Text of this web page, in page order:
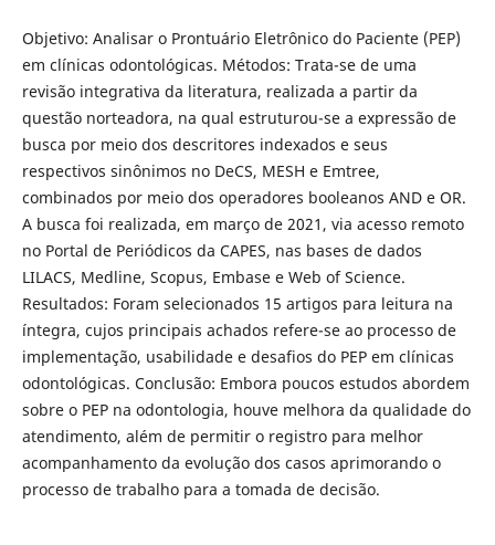
Objetivo: Analisar o Prontuário Eletrônico do Paciente (PEP)
em clínicas odontológicas. Métodos: Trata-se de uma
revisão integrativa da literatura, realizada a partir da
questão norteadora, na qual estruturou-se a expressão de
busca por meio dos descritores indexados e seus
respectivos sinônimos no DeCS, MESH e Emtree,
combinados por meio dos operadores booleanos AND e OR.
A busca foi realizada, em março de 2021, via acesso remoto
no Portal de Periódicos da CAPES, nas bases de dados
LILACS, Medline, Scopus, Embase e Web of Science.
Resultados: Foram selecionados 15 artigos para leitura na
íntegra, cujos principais achados refere-se ao processo de
implementação, usabilidade e desafios do PEP em clínicas
odontológicas. Conclusão: Embora poucos estudos abordem
sobre o PEP na odontologia, houve melhora da qualidade do
atendimento, além de permitir o registro para melhor
acompanhamento da evolução dos casos aprimorando o
processo de trabalho para a tomada de decisão.